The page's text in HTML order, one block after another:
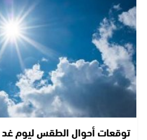
توقعات أحوال الطقس ليوم